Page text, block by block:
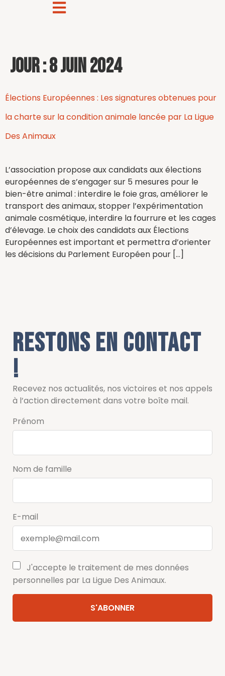
Jour :8 juin 2024
Élections Européennes : Les signatures obtenues pour
la charte sur la condition animale lancée par La Ligue
Des Animaux
L’association propose aux candidats aux élections
européennes de s’engager sur 5 mesures pour le
bien-être animal : interdire le foie gras, améliorer le
transport des animaux, stopper l’expérimentation
animale cosmétique, interdire la fourrure et les cages
d’élevage. Le choix des candidats aux Élections
Européennes est important et permettra d’orienter
les décisions du Parlement Européen pour […]
Restons en contact
!
Recevez nos actualités, nos victoires et nos appels
à l’action directement dans votre boîte mail.
Prénom
Nom de famille
E-mail
J'accepte le traitement de mes données
personnelles par La Ligue Des Animaux.